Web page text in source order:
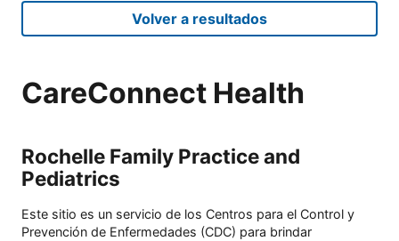
Volver a resultados
CareConnect Health
Rochelle Family Practice and
Pediatrics
Este sitio es un servicio de los Centros para el Control y
Prevención de Enfermedades (CDC) para brindar